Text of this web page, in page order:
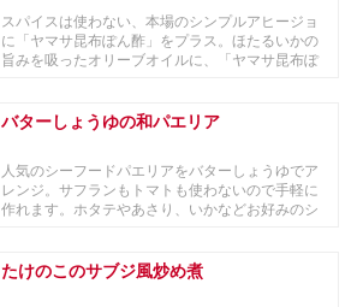
スパイスは使わない、本場のシンプルアヒージョ
に「ヤマサ昆布ぽん酢」をプラス。ほたるいかの
旨みを吸ったオリーブオイルに、「ヤマサ昆布ぽ
バターしょうゆの和パエリア
人気のシーフードパエリアをバターしょうゆでア
レンジ。サフランもトマトも使わないので手軽に
作れます。ホタテやあさり、いかなどお好みのシ
たけのこのサブジ風炒め煮